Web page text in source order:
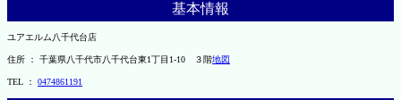
基本情報
ユアエルム八千代台店
住所 ： 千葉県八千代市八千代台東1丁目1-10 ３階地図
TEL ： 0474861191